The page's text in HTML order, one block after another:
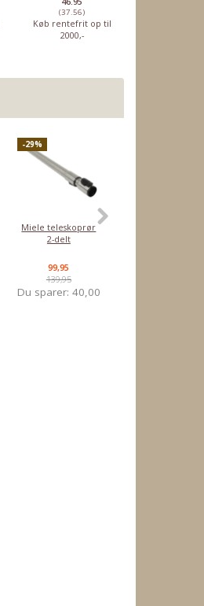
(37.56)
Køb rentefrit op til
2000,-
-29%
Miele teleskoprør
2-delt
99,95
139,95
Du sparer: 40,00